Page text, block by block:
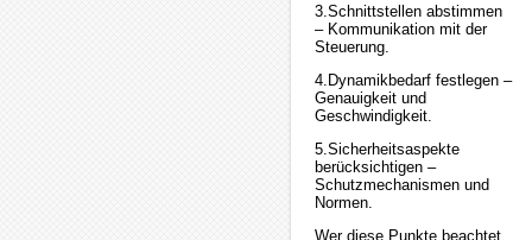
3.Schnittstellen abstimmen
– Kommunikation mit der
Steuerung.
4.Dynamikbedarf festlegen –
Genauigkeit und
Geschwindigkeit.
5.Sicherheitsaspekte
berücksichtigen –
Schutzmechanismen und
Normen.
Wer diese Punkte beachtet,